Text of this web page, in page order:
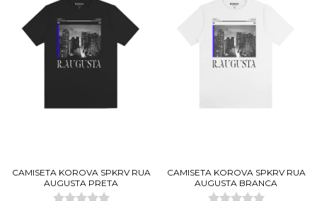
CAMISETA KOROVA SPKRV RUA
AUGUSTA PRETA
CAMISETA KOROVA SPKRV RUA
AUGUSTA BRANCA